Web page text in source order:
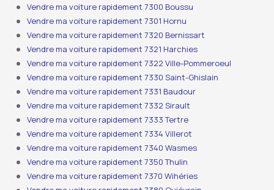
Vendre ma voiture rapidement 7300 Boussu
Vendre ma voiture rapidement 7301 Hornu
Vendre ma voiture rapidement 7320 Bernissart
Vendre ma voiture rapidement 7321 Harchies
Vendre ma voiture rapidement 7322 Ville-Pommeroeul
Vendre ma voiture rapidement 7330 Saint-Ghislain
Vendre ma voiture rapidement 7331 Baudour
Vendre ma voiture rapidement 7332 Sirault
Vendre ma voiture rapidement 7333 Tertre
Vendre ma voiture rapidement 7334 Villerot
Vendre ma voiture rapidement 7340 Wasmes
Vendre ma voiture rapidement 7350 Thulin
Vendre ma voiture rapidement 7370 Wihéries